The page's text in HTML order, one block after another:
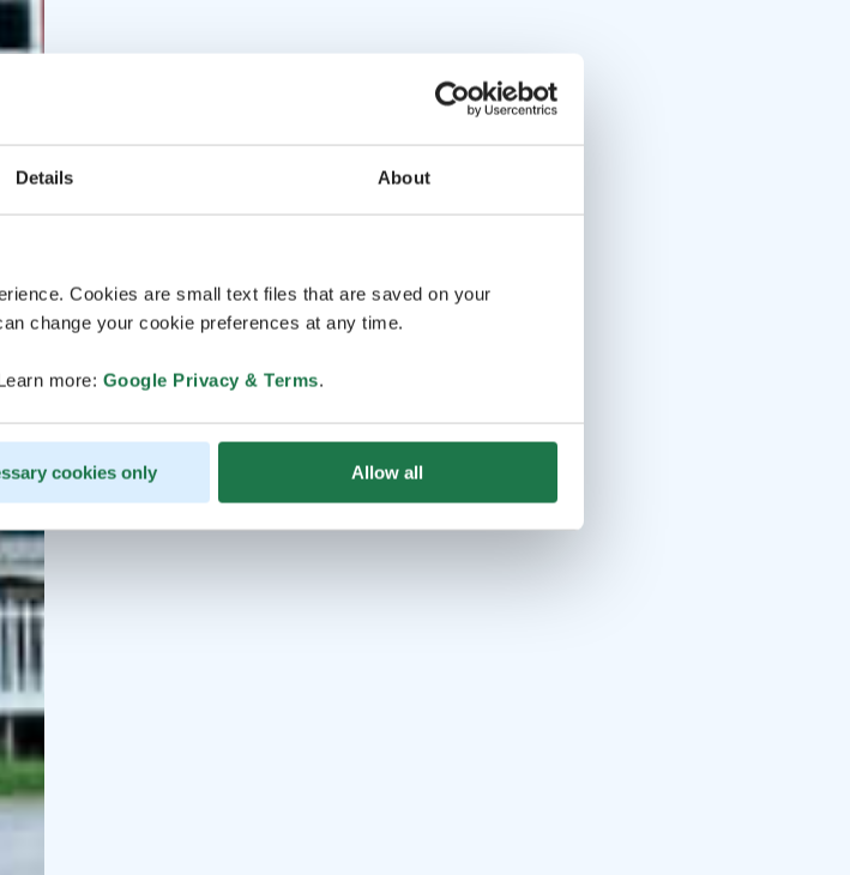
Details About
Cookies are small text files that are saved on your
change your cookie preferences at any time.
more: Google Privacy & Terms.
cookies only Allow all